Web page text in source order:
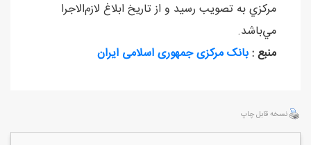
مرکزي به تصويب رسيد و از تاريخ ابلاغ لازم‌الاجرا
مي‌باشد.
منبع :بانک مرکزی جمهوری اسلامی ایران
نسخه قابل چاپ